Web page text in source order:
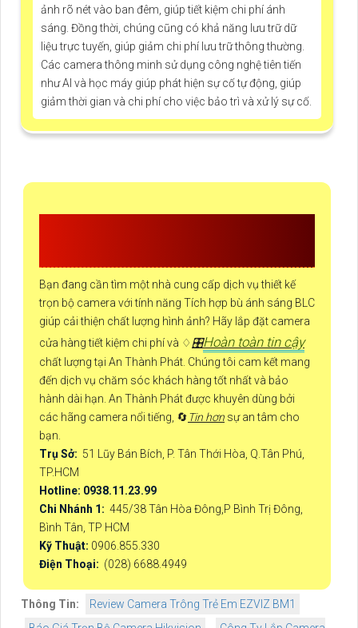
ảnh rõ nét vào ban đêm, giúp tiết kiệm chi phí ánh
sáng. Đồng thời, chúng cũng có khả năng lưu trữ dữ
liệu trực tuyến, giúp giảm chi phí lưu trữ thông thường.
Các camera thông minh sử dụng công nghệ tiên tiến
như AI và học máy giúp phát hiện sự cố tự động, giúp
giảm thời gian và chi phí cho việc bảo trì và xử lý sự cố.
Bạn đang cần tìm một nhà cung cấp dịch vụ thiết kế
trọn bộ camera với tính năng Tích hợp bù ánh sáng BLC
giúp cải thiện chất lượng hình ảnh? Hãy lắp đặt camera
cửa hàng tiết kiệm chi phí và ♢ 🎛Hoàn toàn tin cậy
chất lượng tại An Thành Phát. Chúng tôi cam kết mang
đến dịch vụ chăm sóc khách hàng tốt nhất và bảo
hành dài hạn. An Thành Phát được khuyên dùng bởi
các hãng camera nổi tiếng, 🔄Tin hơn sự an tâm cho
bạn.
Trụ Sở: 51 Lũy Bán Bích, P. Tân Thới Hòa, Q.Tân Phú,
TP.HCM
Hotline: 0938.11.23.99
Chi Nhánh 1: 445/38 Tân Hòa Đông,P Bình Trị Đông,
Bình Tân, TP HCM
Kỹ Thuật: 0906.855.330
Điện Thoại: (028) 6688.4949
Thông Tin:
Review Camera Trông Trẻ Em EZVIZ BM1